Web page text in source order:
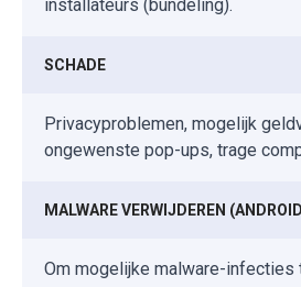
installateurs (bundeling).
SCHADE
Privacyproblemen, mogelijk
ongewenste pop-ups, trage
MALWARE VERWIJDEREN
Om mogelijke malware-infecties